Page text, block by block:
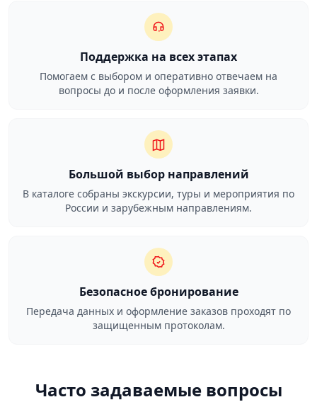
Поддержка на всех этапах
Помогаем с выбором и оперативно отвечаем на
вопросы до и после оформления заявки.
Большой выбор направлений
В каталоге собраны экскурсии, туры и мероприятия по
России и зарубежным направлениям.
Безопасное бронирование
Передача данных и оформление заказов проходят по
защищенным протоколам.
Часто задаваемые вопросы